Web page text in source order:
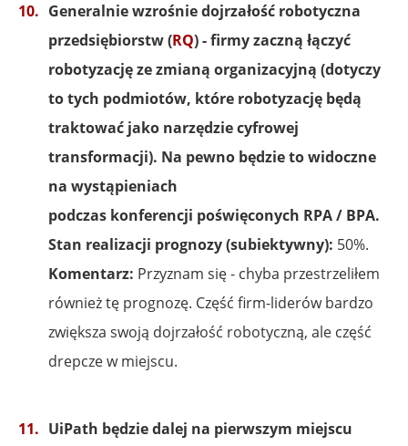
Generalnie wzrośnie dojrzałość robotyczna
przedsiębiorstw (RQ) - firmy zaczną łączyć
robotyzację ze zmianą organizacyjną (dotyczy
to tych podmiotów, które robotyzację będą
traktować jako narzędzie cyfrowej
transformacji). Na pewno będzie to widoczne
na wystąpieniach
podczas konferencji poświęconych RPA / BPA.
Stan realizacji prognozy (subiektywny): 50%.
Komentarz: Przyznam się - chyba przestrzeliłem
również tę prognozę. Część firm-liderów bardzo
zwiększa swoją dojrzałość robotyczną, ale część
drepcze w miejscu.
UiPath będzie dalej na pierwszym miejscu